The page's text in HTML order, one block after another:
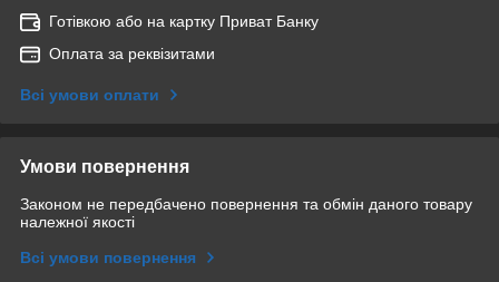
Готівкою або на картку Приват Банку
Оплата за реквізитами
Всі умови оплати
Умови повернення
Законом не передбачено повернення та обмін даного товару
належної якості
Всі умови повернення